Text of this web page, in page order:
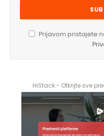
Prijavom pristajete
HiStack - Otkrijte sve